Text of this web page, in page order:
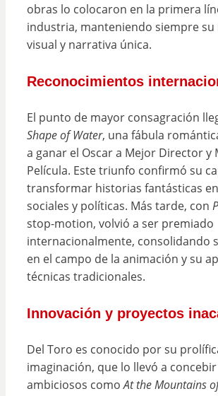
obras lo colocaron en la primera
industria, manteniendo siempre
visual y narrativa única.
Reconocimientos
El punto de mayor consagración
Shape of Water, una fábula
a ganar el Oscar a Mejor Director y
Película. Este triunfo confirmó su
transformar historias fantásticas
sociales y políticas. Más tarde, con
stop-motion, volvió a ser premiado
internacionalmente, consolidando
en el campo de la animación y su
técnicas tradicionales.
Innovación y proyectos
Del Toro es conocido por su
imaginación, que lo llevó a
ambiciosos comoAt the Mountains